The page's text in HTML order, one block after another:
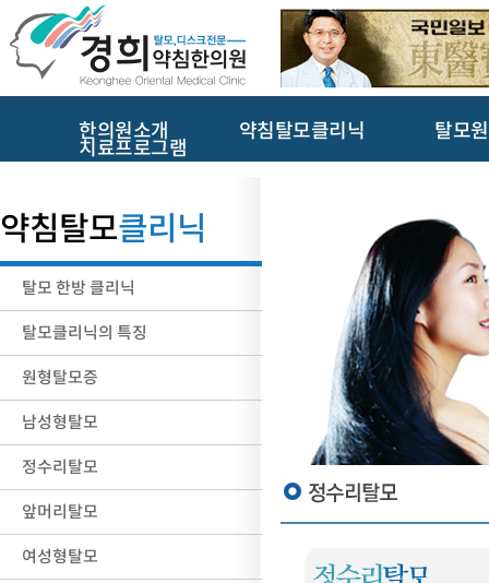
한의원소개 약침탈모클리닉 탈모
치료프로그램
약침탈모클리닉
탈모 한방 클리닉
탈모클리닉의 특징
원형탈모증
남성형탈모
정수리탈모
앞머리탈모
여성형탈모